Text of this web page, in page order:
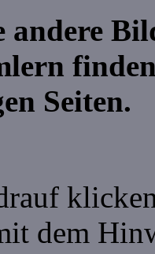
andere
Seiten.
dem